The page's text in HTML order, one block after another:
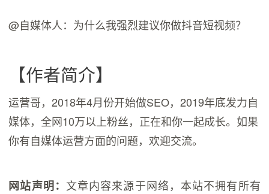
@自媒体人：为什么我强烈建议你做抖音短视频？
【作者简介】
运营哥，2018年4月份开始做SEO，2019年底发力自
媒体，全网10万以上粉丝，正在和你一起成长。如果
你有自媒体运营方面的问题，欢迎交流。
网站声明： 文章内容来源于网络，本站不拥有所有